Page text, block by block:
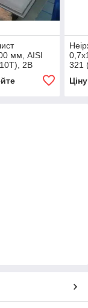
мм, AISI
2B
321